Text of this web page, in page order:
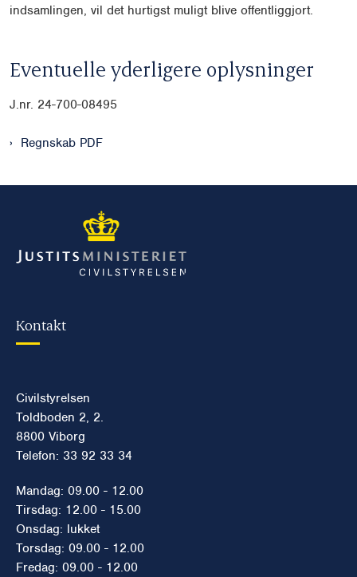
indsamlingen, vil det hurtigst muligt blive offentliggjort.
Eventuelle yderligere oplysninger
J.nr. 24-700-08495
Regnskab PDF
Kontakt
Civilstyrelsen
Toldboden 2, 2.
8800 Viborg
Telefon: 33 92 33 34
Mandag: 09.00 - 12.00
Tirsdag: 12.00 - 15.00
Onsdag: lukket
Torsdag: 09.00 - 12.00
Fredag: 09.00 - 12.00